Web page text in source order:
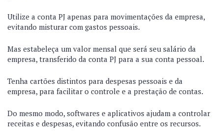
Utilize a conta PJ apenas para movimentações da empresa,
evitando misturar com gastos pessoais.
Mas estabeleça um valor mensal que será seu salário da
empresa, transferido da conta PJ para a sua conta pessoal.
Tenha cartões distintos para despesas pessoais e da
empresa, para facilitar o controle e a prestação de contas.
Do mesmo modo, softwares e aplicativos ajudam a controlar
receitas e despesas, evitando confusão entre os recursos.